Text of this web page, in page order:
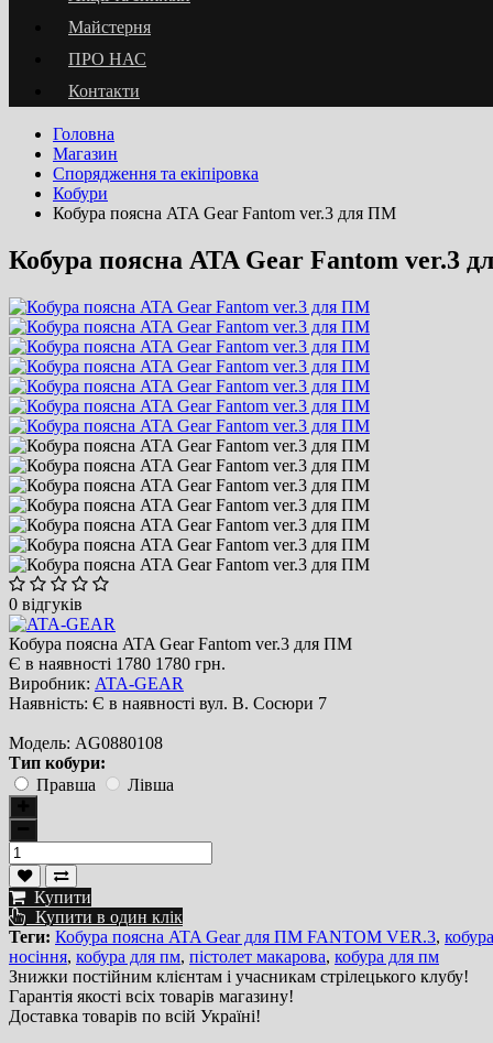
Майстерня
ПРО НАС
Контакти
Головна
Магазин
Спорядження та екіпіровка
Кобури
Кобура поясна ATA Gear Fantom ver.3 для ПМ
Кобура поясна ATA Gear Fantom ver.3
0 відгуків
Кобура поясна ATA Gear Fantom ver.3 для ПМ
Є в наявності 1780 1780 грн.
Виробник: ATA-GEAR
Наявність: Є в наявності вул. В. Сосюри 7
Модель: AG0880108
Тип кобури:
Правша
Лівша
Купити
Купити в один клік
Теги: Кобура поясна ATA Gear для ПМ FANTOM VER.3,
носіння, кобура для пм, пістолет макарова, кобура для пм
Знижки постійним клієнтам і учасникам стрілецького клубу!
Гарантія якості всіх товарів магазину!
Доставка товарів по всій Україні!